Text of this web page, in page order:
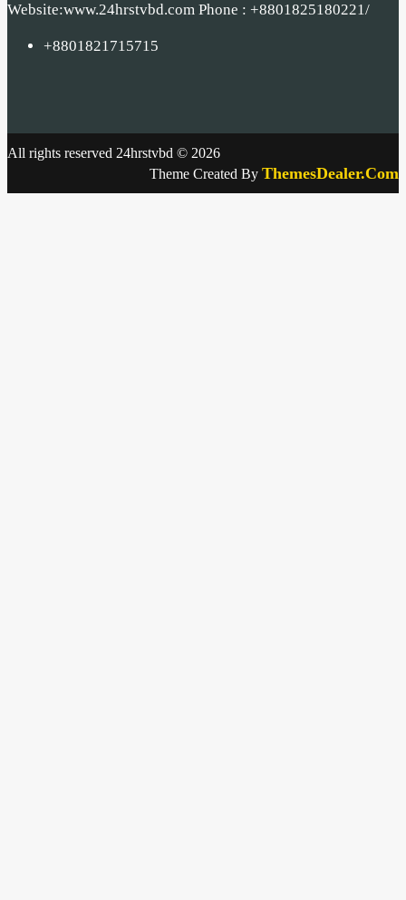
Website:www.24hrstvbd.com Phone : +8801825180221/
+8801821715715
All rights reserved 24hrstvbd © 2026
Theme Created By ThemesDealer.Com